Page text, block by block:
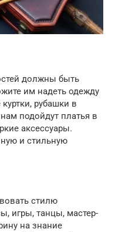
должны быть
им надеть одежду
рубашки в
подойдут платья в
аксессуары.
и стильную
стилю
игры, танцы, мастер-
на знание